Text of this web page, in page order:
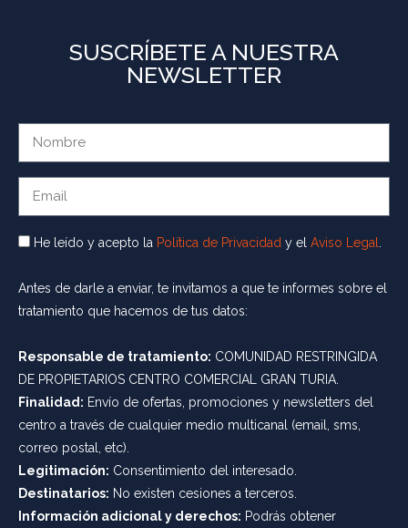
SUSCRÍBETE A NUESTRA
NEWSLETTER
He leído y acepto la Política de Privacidad y el Aviso Legal
Antes de darle a enviar, te invitamos a que te informes sobre el
tratamiento que hacemos de tus datos:
Responsable de tratamiento: COMUNIDAD RESTRINGIDA
DE PROPIETARIOS CENTRO COMERCIAL GRAN TURIA.
Finalidad: Envío de ofertas, promociones y newsletters del
centro a través de cualquier medio multicanal (email, sms,
correo postal, etc).
Legitimación: Consentimiento del interesado.
Destinatarios: No existen cesiones a terceros.
Información adicional y derechos: Podrás obtener